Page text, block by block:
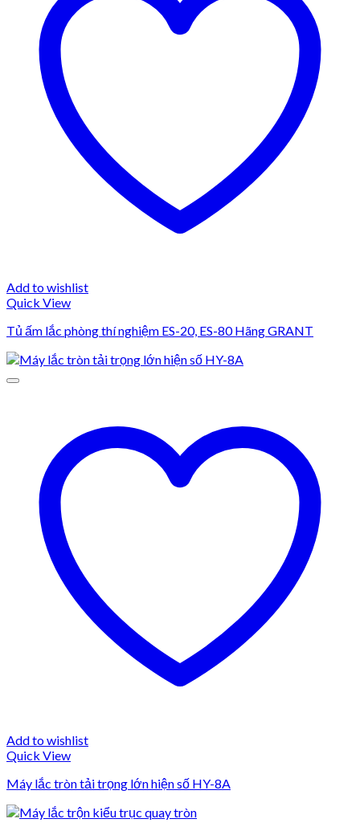
Add to wishlist
Quick View
Tủ ấm lắc phòng thí nghiệm ES-20, ES-80 Hãng GRANT
Add to wishlist
Quick View
Máy lắc tròn tải trọng lớn hiện số HY-8A